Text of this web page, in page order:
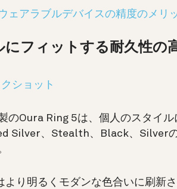
ェアラブルデバイスの精度のメリ
フィットする耐久性の
のOura Ring 5は、個人のスタイル
Silver、Stealth、Black、Silver
り明るくモダンな色合いに刷新